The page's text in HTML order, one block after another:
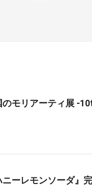
のモリアーティ展 -
ニーレモンソーダ』